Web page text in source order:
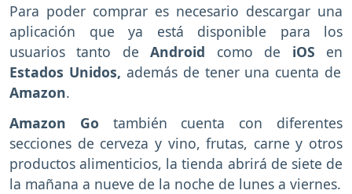
Para poder comprar es necesario descargar una
aplicación que ya está disponible para los
usuarios tanto deAndroid como de iOS en
Estados Unidos, además de tener una cuenta de
Amazon.
Amazon Go también cuenta con diferentes
secciones de cerveza y vino, frutas, carne y otros
productos alimenticios, la tienda abrirá de siete de
la mañana a nueve de la noche de lunes a viernes.